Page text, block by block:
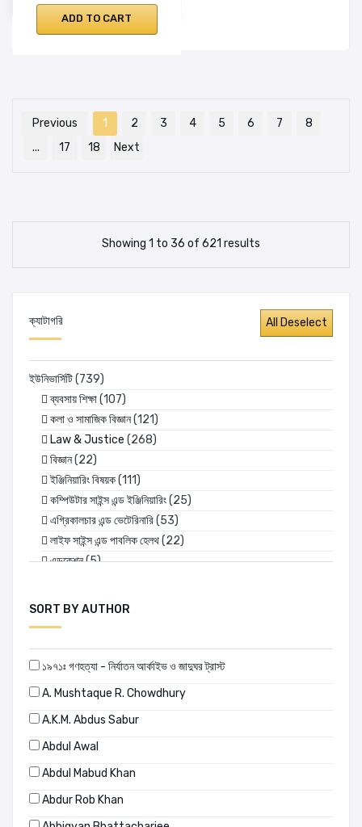
ক্যাটাগরি
ইউনিভার্সিটি(739)
ব্যবসায় শিক্ষা(107)
কলা ও সামাজিক বিজ্ঞান(121)
Law & Justice (268)
বিজ্ঞান(22)
ইঞ্জিনিয়ারিং বিষয়ক(111)
কম্পিউটার সাইন্স এন্ড ইঞ্জিনিয়ারিং(25)
এগ্রিকালচার এন্ড ভেটেরিনারি(53)
লাইফ সাইন্স এন্ড পাবলিক হেলথ(22)
এডুকেশন(5)
SORT BY AUTHOR
১৯৭১ঃ গণহত্যা - নির্যাতন আর্কাইভ ও জাদুঘর ট্রাস্ট
A. Mushtaque R. Chowdhury
A.K.M. Abdus Sabur
Abdul Awal
Abdul Mabud Khan
Abdur Rob Khan
ADD TO CART
Previous 1 2 3 4 5 6 7
8
...
17 18 Next
Showing 1 to 36 of 621 results